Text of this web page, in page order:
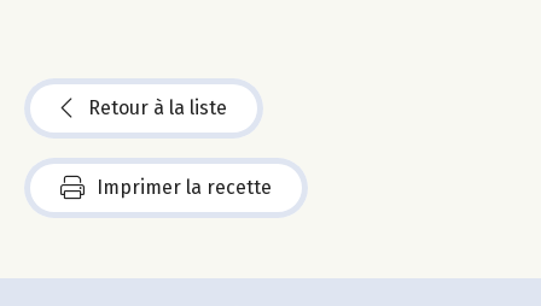
Retour à la liste
Imprimer la recette